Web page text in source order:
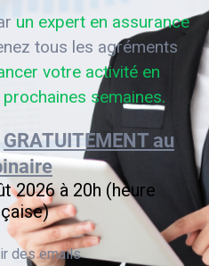
un expert en assurance
tous les agréments
votre activité en
semaines.
GRATUITEMENT au
2026 à 20h (heure
des emails